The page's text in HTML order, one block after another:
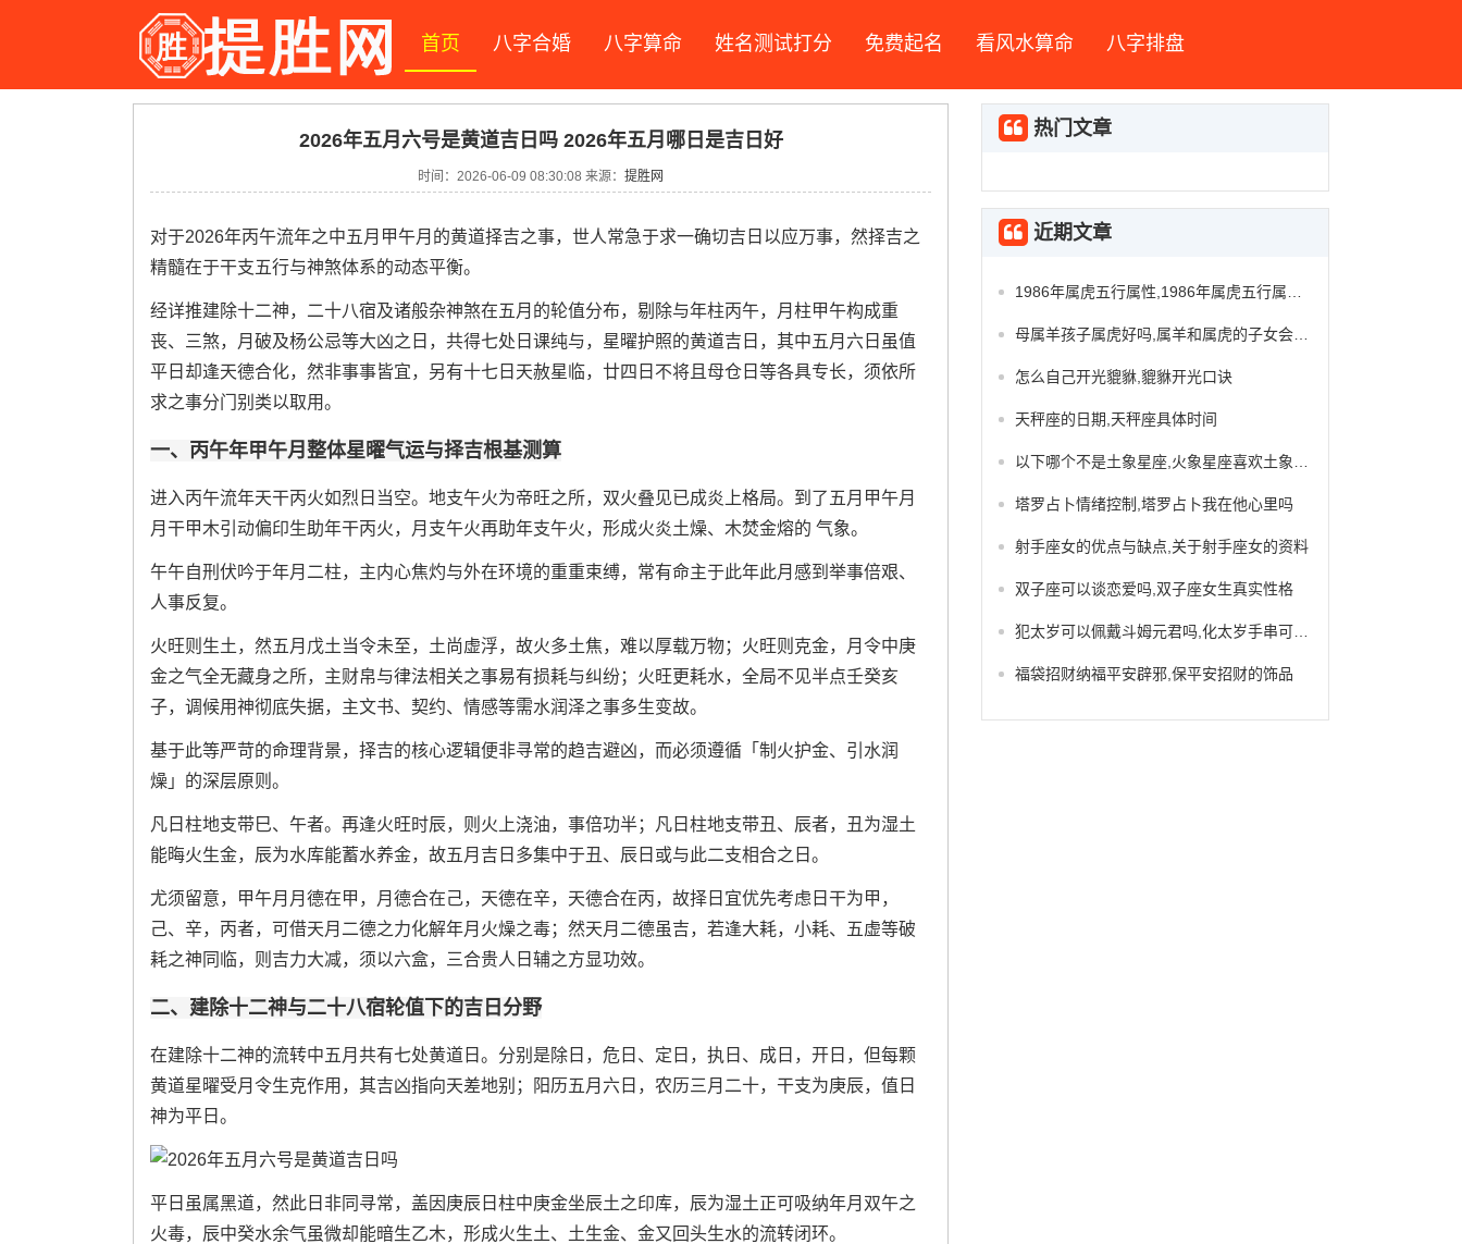
首页 八字合婚 八字算命 姓名测试打分 免费起名 看风水算命 八字排盘
2026年五月六号是黄道吉日吗 2026年五月哪日是吉日好
时间：2026-06-09 08:30:08 来源： 提胜网
对于2026年丙午流年之中五月甲午月的黄道择吉之事，世人常急于求一确切吉日以应万事，然择吉之
精髓在于干支五行与神煞体系的动态平衡。
经详推建除十二神，二十八宿及诸般杂神煞在五月的轮值分布，剔除与年柱丙午，月柱甲午构成重
丧、三煞，月破及杨公忌等大凶之日，共得七处日课纯与，星曜护照的黄道吉日，其中五月六日虽值
平日却逢天德合化，然非事事皆宜，另有十七日天赦星临，廿四日不将且母仓日等各具专长，须依所
求之事分门别类以取用。
一、丙午年甲午月整体星曜气运与择吉根基测算
进入丙午流年天干丙火如烈日当空。地支午火为帝旺之所，双火叠见已成炎上格局。到了五月甲午月
月干甲木引动偏印生助年干丙火，月支午火再助年支午火，形成火炎土燥、木焚金熔的 气象。
午午自刑伏吟于年月二柱，主内心焦灼与外在环境的重重束缚，常有命主于此年此月感到举事倍艰、
人事反复。
火旺则生土，然五月戊土当令未至，土尚虚浮，故火多土焦，难以厚载万物；火旺则克金，月令中庚
金之气全无藏身之所，主财帛与律法相关之事易有损耗与纠纷；火旺更耗水，全局不见半点壬癸亥
子，调候用神彻底失据，主文书、契约、情感等需水润泽之事多生变故。
基于此等严苛的命理背景，择吉的核心逻辑便非寻常的趋吉避凶，而必须遵循「制火护金、引水润
燥」的深层原则。
凡日柱地支带巳、午者。再逢火旺时辰，则火上浇油，事倍功半；凡日柱地支带丑、辰者，丑为湿土
能晦火生金，辰为水库能蓄水养金，故五月吉日多集中于丑、辰日或与此二支相合之日。
尤须留意，甲午月月德在甲，月德合在己，天德在辛，天德合在丙，故择日宜优先考虑日干为甲，
己、辛，丙者，可借天月二德之力化解年月火燥之毒；然天月二德虽吉，若逢大耗，小耗、五虚等破
耗之神同临，则吉力大减，须以六盒，三合贵人日辅之方显功效。
二、建除十二神与二十八宿轮值下的吉日分野
在建除十二神的流转中五月共有七处黄道日。分别是除日，危日、定日，执日、成日，开日，但每颗
黄道星曜受月令生克作用，其吉凶指向天差地别；阳历五月六日，农历三月二十，干支为庚辰，值日
神为平日。
平日虽属黑道，然此日非同寻常，盖因庚辰日柱中庚金坐辰土之印库，辰为湿土正可吸纳年月双午之
火毒，辰中癸水余气虽微却能暗生乙木，形成火生土、土生金、金又回头生水的流转闭环。
热门文章
近期文章
怎么自己开光貔貅,貔貅开光口诀
天秤座的日期,天秤座具体时间
塔罗占卜情绪控制,塔罗占卜我在他心里吗
射手座女的优点与缺点,关于射手座女的资料
双子座可以谈恋爱吗,双子座女生真实性格
福袋招财纳福平安辟邪,保平安招财的饰品